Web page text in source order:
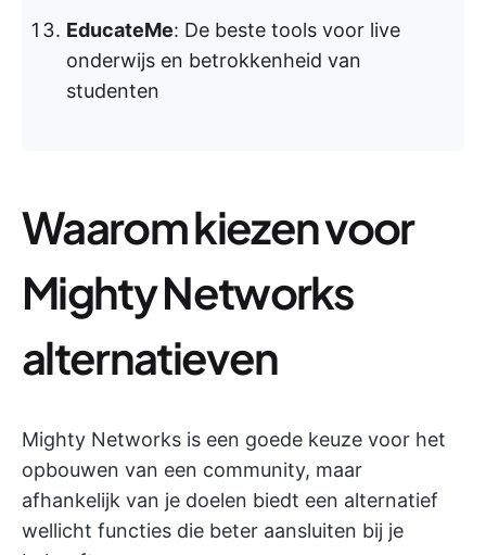
EducateMe: De beste tools voor live
onderwijs en betrokkenheid van
studenten
Waarom kiezen voor
Mighty Networks
alternatieven
Mighty Networks is een goede keuze voor het
opbouwen van een community, maar
afhankelijk van je doelen biedt een alternatief
wellicht functies die beter aansluiten bij je